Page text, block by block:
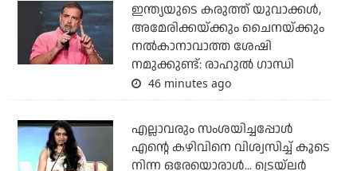
ഇന്ത്യയുടെ കരുത്ത് യുവാക്കള്‍,
അമേരിക്കയ്ക്കും ചൈനയ്ക്കും
നല്‍കാനാവാത്ത ശേഷി
നമുക്കുണ്ട്: രാഹുല്‍ ഗാന്ധി
46 minutes ago
എല്ലാവരും സംശയിച്ചപ്പോള്‍
എന്റെ കഴിവിനെ വിശ്വസിച്ച് കൂടെ
നിന്ന ഒരേയൊരാള്‍... ട്രെയ്‌ലര്‍